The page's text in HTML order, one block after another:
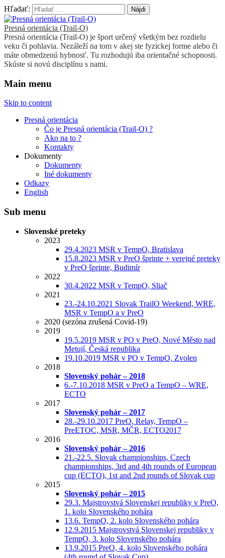
Hľadať:
Presná orientácia (Trail-O)
Presná orientácia (Trail-O) je šport určený všetkým bez rozdielu
veku či pohlavia. Nezáleží na tom v akej ste fyzickej forme alebo či
máte obmedzenú hybnosť. Tu rozhodujú iba orientačné schopnosti.
Skúste si novú disciplínu s nami.
Main menu
Skip to content
Presná orientácia
Čo je Presná orientácia (Trail-O) ?
Ako na to ?
Kontakty
Dokumenty
Dokumenty
Iné dokumenty
Odkazy
English
Sub menu
Slovenské preteky
2023
29.4.2023 MSR v TempO, Bratislava
15.8.2023 MSR v PreO šprinte + verejné preteky
v PreO šprinte, Budimír
2022
30.4.2022 MSR v TempO, Sliač
2021
23.-24.10.2021 Slovak TrailO Weekend, WRE,
MSR v TempO a v PreO
2020 (sezóna zrušená Covid-19)
2019
19.5.2019 MSR v PO v PreO, Nové Město nad
Metují, Česká republika
19.10.2019 MSR v PO v TempO, Zvolen
2018
Slovenský pohár – 2018
6.-7.10.2018 MSR v PreO a TempO – WRE,
ECTO
2017
Slovenský pohár – 2017
28.-29.10.2017 PreO, Relay, TempO –
PreETOC, MSR, MČR, ECTO2017
2016
Slovenský pohár – 2016
21.-22.5. Slovak championships, Czech
championships, 3rd and 4th rounds of European
cup (ECTO), 1st and 2nd rounds of Slovak cup
2015
Slovenský pohár – 2015
29.3. Majstrovstvá Slovenskej republiky v PreO,
1. kolo Slovenského pohára
13.6. TempO, 2. kolo Slovenského pohára
12.9.2015 Majstrovstvá Slovenskej republiky v
TempO, 3. kolo Slovenského pohára
13.9.2015 PreO, 4. kolo Slovenského pohára